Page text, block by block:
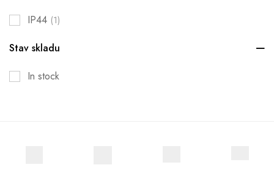
IP44 (1)
Stav skladu
In stock